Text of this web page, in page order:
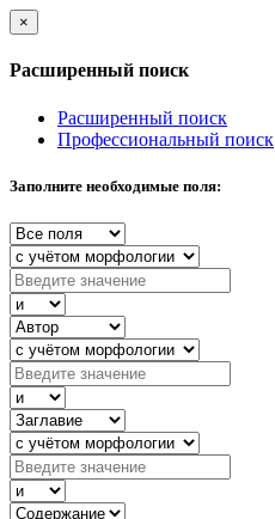
×
Расширенный поиск
Расширенный поиск
Профессиональный поиск
Заполните необходимые поля: